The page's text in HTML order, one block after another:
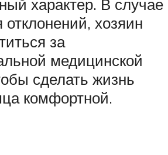
характер. В случае
хозяин
за
медицинской
сделать жизнь
комфортной.